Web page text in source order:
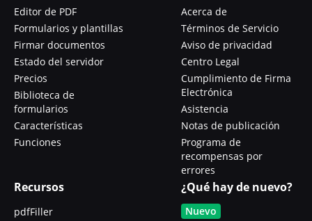
Editor de PDF
Formularios y plantillas
Firmar documentos
Estado del servidor
Precios
Biblioteca de
formularios
Características
Funciones
Acerca de
Términos de Servicio
Aviso de privacidad
Centro Legal
Cumplimiento de Firma
Electrónica
Asistencia
Notas de publicación
Programa de
recompensas por
errores
Recursos
pdfFiller
¿Qué hay de nuevo?
Nuevo